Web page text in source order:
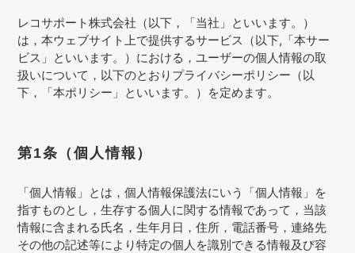
レコサポート株式会社（以下，「当社」といいます。）
は，本ウェブサイト上で提供するサービス（以下,「本サー
ビス」といいます。）における，ユーザーの個人情報の取
扱いについて，以下のとおりプライバシーポリシー（以
下，「本ポリシー」といいます。）を定めます。
第1条（個人情報）
「個人情報」とは，個人情報保護法にいう「個人情報」を
指すものとし，生存する個人に関する情報であって，当該
情報に含まれる氏名，生年月日，住所，電話番号，連絡先
その他の記述等により特定の個人を識別できる情報及び容